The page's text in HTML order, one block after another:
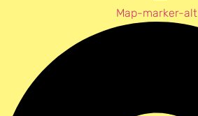
Map-marker-alt